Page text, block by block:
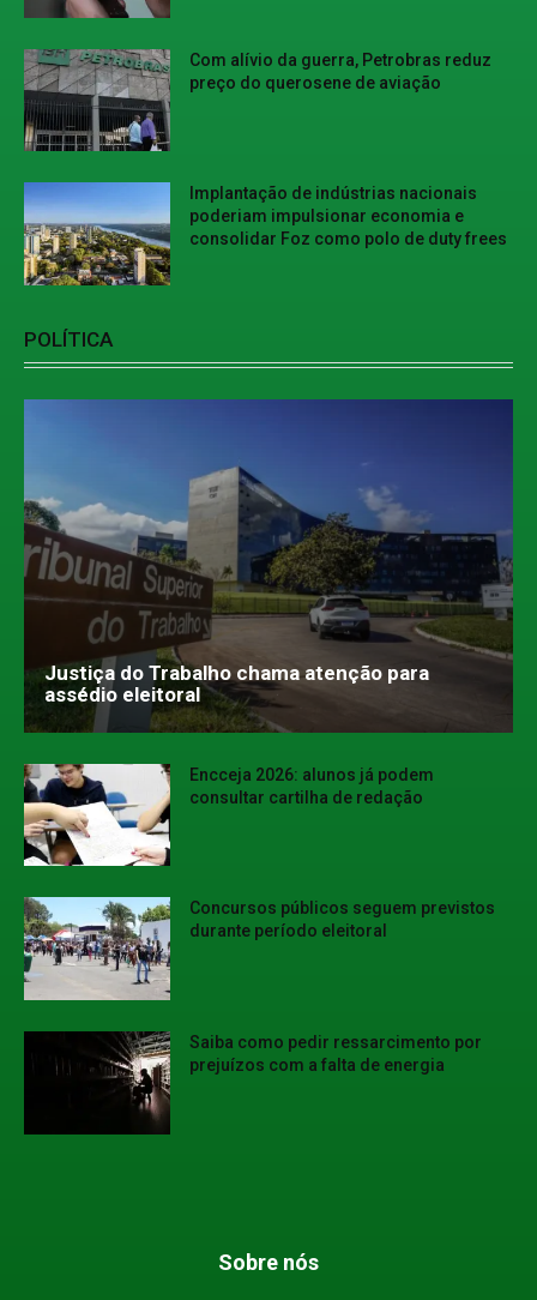
Com alívio da guerra, Petrobras reduz
preço do querosene de aviação
Implantação de indústrias nacionais
poderiam impulsionar economia e
consolidar Foz como polo de duty frees
POLÍTICA
Justiça do Trabalho chama atenção para
assédio eleitoral
Encceja 2026: alunos já podem
consultar cartilha de redação
Concursos públicos seguem previstos
durante período eleitoral
Saiba como pedir ressarcimento por
prejuízos com a falta de energia
Sobre nós